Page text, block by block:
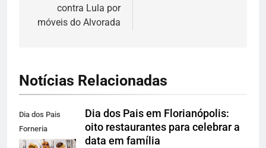
contra Lula por
móveis do Alvorada
Notícias Relacionadas
Dia dos Pais
Forneria
Carbone. Foto
Dia dos Pais em Florianópolis:
oito restaurantes para celebrar a
data em família